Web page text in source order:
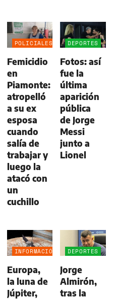
POLICIALES
Femicidio
en
Piamonte:
atropelló
a su ex
esposa
cuando
salía de
trabajar y
luego la
atacó con
un
cuchillo
DEPORTES
Fotos: así
fue la
última
aparición
pública
de Jorge
Messi
junto a
Lionel
INFORMACIÓN
Europa,
la luna de
Júpiter,
DEPORTES
Jorge
Almirón,
tras la